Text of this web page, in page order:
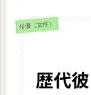
俳優（女性）